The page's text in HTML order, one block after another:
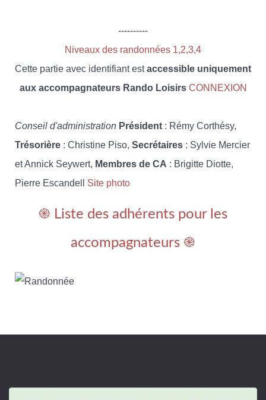
----------
Niveaux des randonnées 1,2,3,4
Cette partie avec identifiant estaccessible uniquement
aux accompagnateurs Rando Loisirs CONNEXION
Conseil d'administration Président : Rémy Corthésy,
Trésorière : Christine Piso, Secrétaires : Sylvie Mercier
et Annick Seywert, Membres de CA : Brigitte Diotte,
Pierre Escandell Site photo
֎ Liste des adhérents pour les
accompagnateurs ֎